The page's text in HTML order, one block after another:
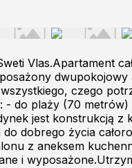
Vlas.Apartament
czego
- do plaży (70
jest konstrukcją z
dobrego życia
z aneksem
i